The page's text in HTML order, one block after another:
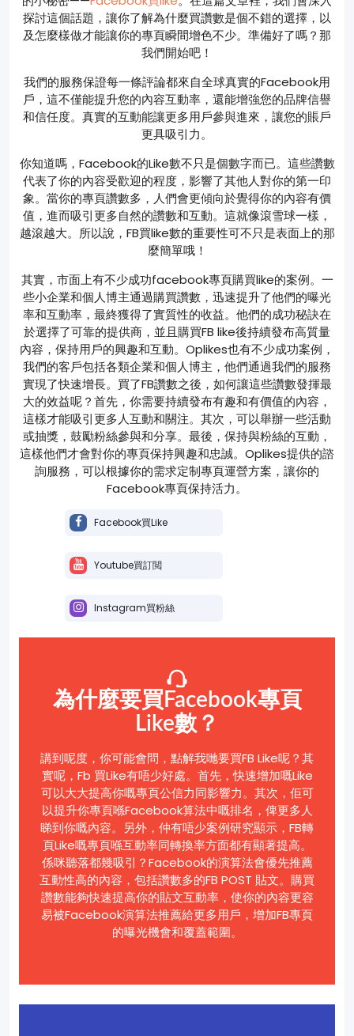
探討這個話題，讓你了解為什麼買讚數是個不錯的選擇，以
及怎麼樣做才能讓你的專頁瞬間增色不少。準備好了嗎？那
我們開始吧！
我們的服務保證每一條評論都來自全球真實的Facebook用
戶，這不僅能提升您的內容互動率，還能增強您的品牌信譽
和信任度。真實的互動能讓更多用戶參與進來，讓您的賬戶
更具吸引力。
你知道嗎，Facebook的Like數不只是個數字而已。這些讚數
代表了你的內容受歡迎的程度，影響了其他人對你的第一印
象。當你的專頁讚數多，人們會更傾向於覺得你的內容有價
值，進而吸引更多自然的讚數和互動。這就像滾雪球一樣，
越滾越大。所以說，FB買like數的重要性可不只是表面上的那
麼簡單哦！
其實，市面上有不少成功facebook專頁購買like的案例。一
些小企業和個人博主通過購買讚數，迅速提升了他們的曝光
率和互動率，最終獲得了實質性的收益。他們的成功秘訣在
於選擇了可靠的提供商，並且購買FB like後持續發布高質量
內容，保持用戶的興趣和互動。Oplikes也有不少成功案例，
我們的客戶包括各類企業和個人博主，他們通過我們的服務
實現了快速增長。買了FB讚數之後，如何讓這些讚數發揮最
大的效益呢？首先，你需要持續發布有趣和有價值的內容，
這樣才能吸引更多人互動和關注。其次，可以舉辦一些活動
或抽獎，鼓勵粉絲參與和分享。最後，保持與粉絲的互動，
這樣他們才會對你的專頁保持興趣和忠誠。Oplikes提供的諮
詢服務，可以根據你的需求定制專頁運營方案，讓你的
Facebook專頁保持活力。
Facebook買Like
Youtube買訂閲
Instagram買粉絲
為什麼要買Facebook專頁
Like數？
講到呢度，你可能會問，點解我哋要買FB Like呢？其
實呢，Fb 買Like有唔少好處。首先，快速增加嘅Like
可以大大提高你嘅專頁公信力同影響力。其次，佢可
以提升你專頁喺Facebook算法中嘅排名，俾更多人
睇到你嘅內容。另外，仲有唔少案例研究顯示，FB轉
頁Like嘅專頁喺互動率同轉換率方面都有顯著提高。
係咪聽落都幾吸引？Facebook的演算法會優先推薦
互動性高的內容，包括讚數多的FB POST 貼文。購買
讚數能夠快速提高你的貼文互動率，使你的內容更容
易被Facebook演算法推薦給更多用戶，增加FB專頁
的曝光機會和覆蓋範圍。